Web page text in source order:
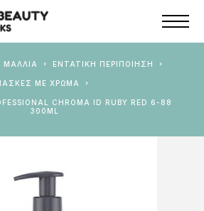
ΜΑΛΛΙΑ ΕΝΤΑΤΙΚΉ ΠΕΡΙΠΟΊΗΣΗ
ΜΆΣΚΕΣ ΜΕ ΧΡΏΜΑ
300ML